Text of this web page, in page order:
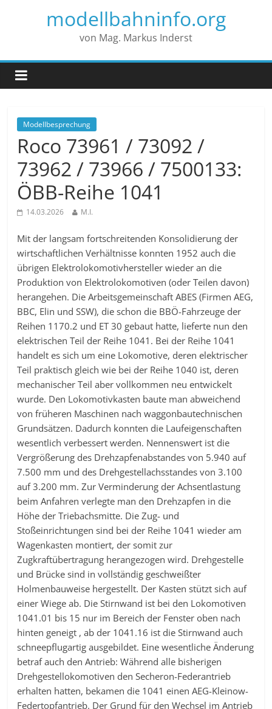
modellbahninfo.org
von Mag. Markus Inderst
Modellbesprechung
Roco 73961 / 73092 /
73962 / 73966 / 7500133:
ÖBB-Reihe 1041
14.03.2026 M.I.
Mit der langsam fortschreitenden Konsolidierung der
wirtschaftlichen Verhältnisse konnten 1952 auch die
übrigen Elektrolokomotivhersteller wieder an die
Produktion von Elektrolokomotiven (oder Teilen davon)
herangehen. Die Arbeitsgemeinschaft ABES (Firmen AEG,
BBC, Elin und SSW), die schon die BBÖ-Fahrzeuge der
Reihen 1170.2 und ET 30 gebaut hatte, lieferte nun den
elektrischen Teil der Reihe 1041. Bei der Reihe 1041
handelt es sich um eine Lokomotive, deren elektrischer
Teil praktisch gleich wie bei der Reihe 1040 ist, deren
mechanischer Teil aber vollkommen neu entwickelt
wurde. Den Lokomotivkasten baute man abweichend
von früheren Maschinen nach waggonbautechnischen
Grundsätzen. Dadurch konnten die Laufeigenschaften
wesentlich verbessert werden. Nennenswert ist die
Vergrößerung des Drehzapfenabstandes von 5.940 auf
7.500 mm und des Drehgestellachsstandes von 3.100
auf 3.200 mm. Zur Verminderung der Achsentlastung
beim Anfahren verlegte man den Drehzapfen in die
Höhe der Triebachsmitte. Die Zug- und
Stoßeinrichtungen sind bei der Reihe 1041 wieder am
Wagenkasten montiert, der somit zur
Zugkraftübertragung herangezogen wird. Drehgestelle
und Brücke sind in vollständig geschweißter
Holmenbauweise hergestellt. Der Kasten stützt sich auf
einer Wiege ab. Die Stirnwand ist bei den Lokomotiven
1041.01 bis 15 nur im Bereich der Fenster oben nach
hinten geneigt , ab der 1041.16 ist die Stirnwand auch
schneepflugartig ausgebildet. Eine wesentliche Änderung
betraf auch den Antrieb: Während alle bisherigen
Drehgestellokomotiven den Secheron-Federantrieb
erhalten hatten, bekamen die 1041 einen AEG-Kleinow-
Federtopfantrieb. Der Grund für den Wechsel im Antrieb